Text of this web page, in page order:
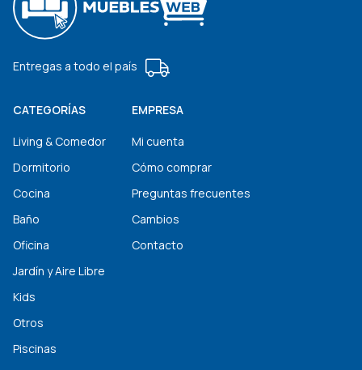
Entregas a todo el país
CATEGORÍAS
Living & Comedor
Dormitorio
Cocina
Baño
Oficina
Jardín y Aire Libre
Kids
Otros
Piscinas
EMPRESA
Mi cuenta
Cómo comprar
Preguntas frecuentes
Cambios
Contacto